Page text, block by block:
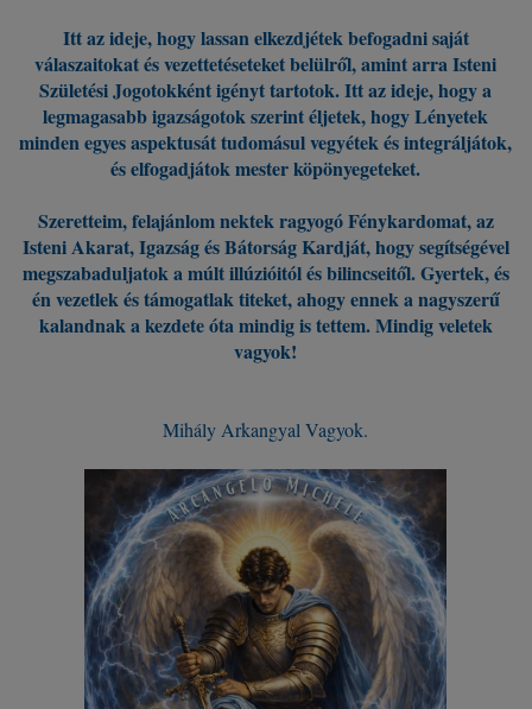
Itt az ideje, hogy lassan elkezdjétek befogadni saját
válaszaitokat és vezettetéseteket belülről, amint arra Isteni
Születési Jogotokként igényt tartotok. Itt az ideje, hogy a
legmagasabb igazságotok szerint éljetek, hogy Lényetek
minden egyes aspektusát tudomásul vegyétek és integráljátok,
és elfogadjátok mester köpönyegeteket.
Szeretteim, felajánlom nektek ragyogó Fénykardomat, az
Isteni Akarat, Igazság és Bátorság Kardját, hogy segítségével
megszabaduljatok a múlt illúzióitól és bilincseitől. Gyertek, és
én vezetlek és támogatlak titeket, ahogy ennek a nagyszerű
kalandnak a kezdete óta mindig is tettem. Mindig veletek
vagyok!
Mihály Arkangyal Vagyok.